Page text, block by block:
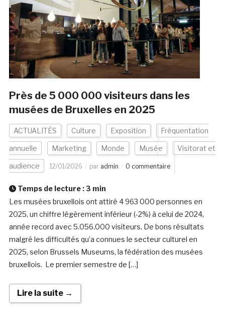
Près de 5 000 000 visiteurs dans les
musées de Bruxelles en 2025
ACTUALITÉS Culture Exposition Fréquentation
annuelle Marketing Monde Musée Visitorat et
audience 12/01/2026 par admin 0 commentaire
Temps de lecture : 3 min
Les musées bruxellois ont attiré 4 963 000 personnes en
2025, un chiffre légèrement inférieur (-2%) à celui de 2024,
année record avec 5.056.000 visiteurs. De bons résultats
malgré les difficultés qu’a connues le secteur culturel en
2025, selon Brussels Museums, la fédération des musées
bruxellois. Le premier semestre de […]
Lire la suite →